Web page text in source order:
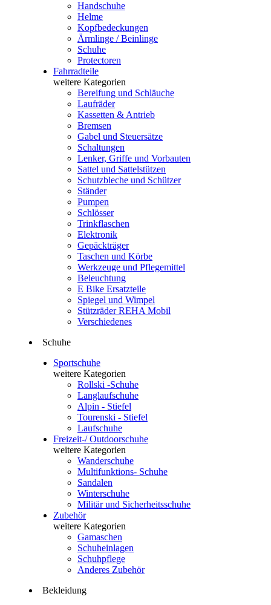
Handschuhe
Helme
Kopfbedeckungen
Ärmlinge / Beinlinge
Schuhe
Protectoren
Fahrradteile
weitere Kategorien
Bereifung und Schläuche
Laufräder
Kassetten & Antrieb
Bremsen
Gabel und Steuersätze
Schaltungen
Lenker, Griffe und Vorbauten
Sattel und Sattelstützen
Schutzbleche und Schützer
Ständer
Pumpen
Schlösser
Trinkflaschen
Elektronik
Gepäckträger
Taschen und Körbe
Werkzeuge und Pflegemittel
Beleuchtung
E Bike Ersatzteile
Spiegel und Wimpel
Stützräder REHA Mobil
Verschiedenes
Schuhe
Sportschuhe
weitere Kategorien
Rollski -Schuhe
Langlaufschuhe
Alpin - Stiefel
Tourenski - Stiefel
Laufschuhe
Freizeit-/ Outdoorschuhe
weitere Kategorien
Wanderschuhe
Multifunktions- Schuhe
Sandalen
Winterschuhe
Militär und Sicherheitsschuhe
Zubehör
weitere Kategorien
Gamaschen
Schuheinlagen
Schuhpflege
Anderes Zubehör
Bekleidung